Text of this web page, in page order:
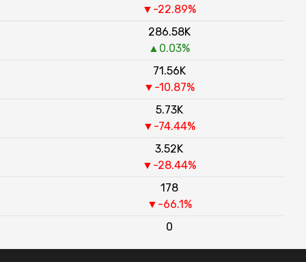
▼-22.89%
286.58K
▲0.03%
71.56K
▼-10.87%
5.73K
▼-74.44%
3.52K
▼-28.44%
178
▼-66.1%
0